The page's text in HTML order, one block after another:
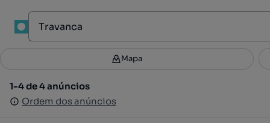
Filtros 2
1-4 de 4 anúncios
Ordem dos anúncios
Mapa
1-4 de 4 anúncios
Ordem dos anúncios